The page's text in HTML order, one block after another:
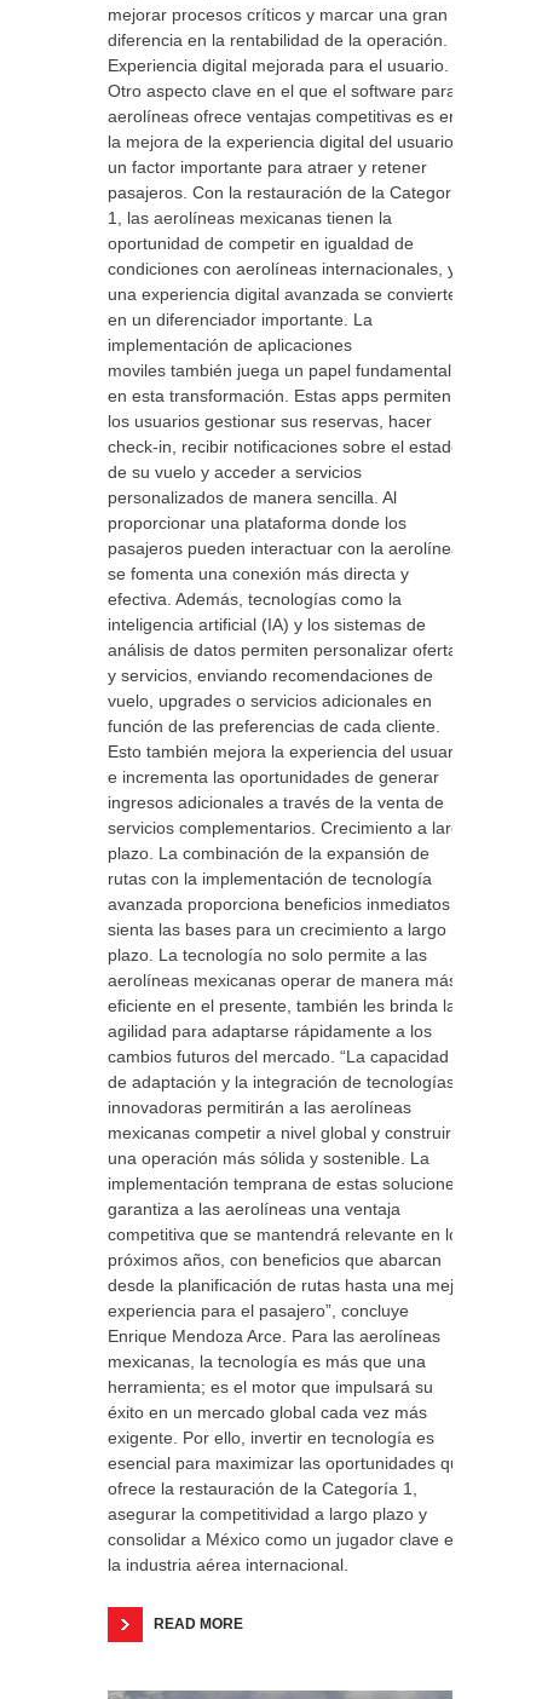
mejorar procesos críticos y marcar una gran
diferencia en la rentabilidad de la operación.
Experiencia digital mejorada para el usuario.
Otro aspecto clave en el que el software para
aerolíneas ofrece ventajas competitivas es en
la mejora de la experiencia digital del usuario,
un factor importante para atraer y retener
pasajeros. Con la restauración de la Categoría
1, las aerolíneas mexicanas tienen la
oportunidad de competir en igualdad de
condiciones con aerolíneas internacionales, y
una experiencia digital avanzada se convierte
en un diferenciador importante. La
implementación de aplicaciones
moviles también juega un papel fundamental
en esta transformación. Estas apps permiten a
los usuarios gestionar sus reservas, hacer
check-in, recibir notificaciones sobre el estado
de su vuelo y acceder a servicios
personalizados de manera sencilla. Al
proporcionar una plataforma donde los
pasajeros pueden interactuar con la aerolínea,
se fomenta una conexión más directa y
efectiva. Además, tecnologías como la
inteligencia artificial (IA) y los sistemas de
análisis de datos permiten personalizar ofertas
y servicios, enviando recomendaciones de
vuelo, upgrades o servicios adicionales en
función de las preferencias de cada cliente.
Esto también mejora la experiencia del usuario
e incrementa las oportunidades de generar
ingresos adicionales a través de la venta de
servicios complementarios. Crecimiento a largo
plazo. La combinación de la expansión de
rutas con la implementación de tecnología
avanzada proporciona beneficios inmediatos y
sienta las bases para un crecimiento a largo
plazo. La tecnología no solo permite a las
aerolíneas mexicanas operar de manera más
eficiente en el presente, también les brinda la
agilidad para adaptarse rápidamente a los
cambios futuros del mercado. “La capacidad
de adaptación y la integración de tecnologías
innovadoras permitirán a las aerolíneas
mexicanas competir a nivel global y construir
una operación más sólida y sostenible. La
implementación temprana de estas soluciones
garantiza a las aerolíneas una ventaja
competitiva que se mantendrá relevante en los
próximos años, con beneficios que abarcan
desde la planificación de rutas hasta una mejor
experiencia para el pasajero”, concluye
Enrique Mendoza Arce. Para las aerolíneas
mexicanas, la tecnología es más que una
herramienta; es el motor que impulsará su
éxito en un mercado global cada vez más
exigente. Por ello, invertir en tecnología es
esencial para maximizar las oportunidades que
ofrece la restauración de la Categoría 1,
asegurar la competitividad a largo plazo y
consolidar a México como un jugador clave en
la industria aérea internacional.
READ MORE